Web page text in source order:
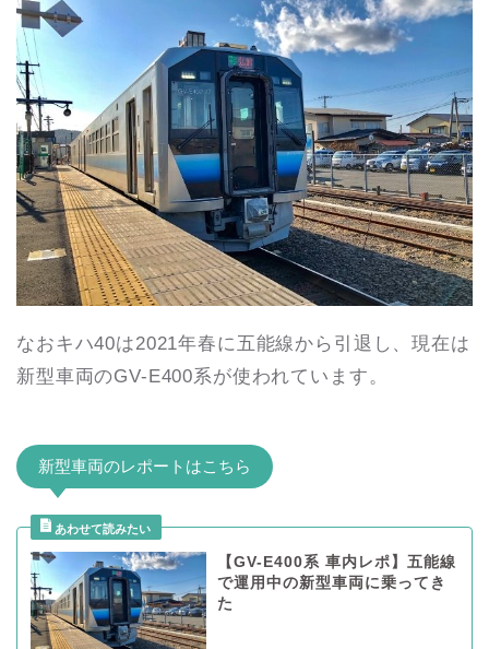
なおキハ40は2021年春に五能線から引退し、現在は
新型車両のGV-E400系が使われています。
新型車両のレポートはこちら
【GV-E400系 車内レポ】五能線
で運用中の新型車両に乗ってき
た